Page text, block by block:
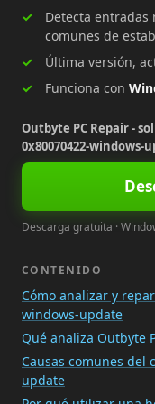
Detecta entradas
comunes de
Última versión,
Funciona con
Outbyte PC Repair -
0x80070422-windows-
Descarga gratuita ·
CONTENIDO
Cómo analizar y
windows-update
Qué analiza Outbyte
Causas comunes del
update